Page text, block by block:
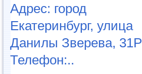
Адрес: город
Екатеринбург, улица
Данилы Зверева, 31Р
Телефон:..